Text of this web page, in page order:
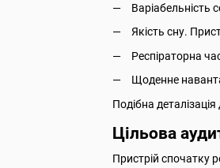
Варіабельність
Якість сну.
Респіраторна
Щоденне
Подібна
Цільова
Пристрій спочатку